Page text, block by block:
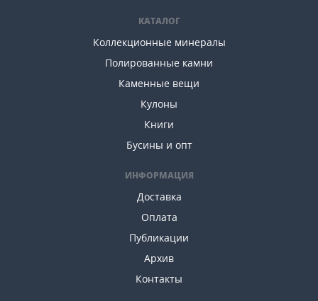
КАТАЛОГ
Коллекционные минералы
Полированные камни
Каменные вещи
Кулоны
Книги
Бусины и опт
ИНФОРМАЦИЯ
Доставка
Оплата
Публикации
Архив
Контакты